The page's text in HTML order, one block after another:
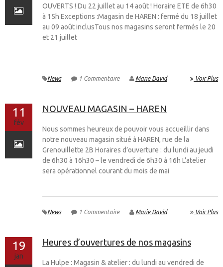
OUVERTS ! Du 22 juillet au 14 août ! Horaire ETE de 6h30
à 15h Exceptions :Magasin de HAREN : fermé du 18 juillet
au 09 août inclusTous nos magasins seront fermés le 20
et 21 juillet
News 1 Commentaire Marie David Voir Plus
11
fév
NOUVEAU MAGASIN – HAREN
Nous sommes heureux de pouvoir vous accueillir dans
notre nouveau magasin situé à HAREN, rue de la
Grenouillette 2B Horaires d’ouverture : du lundi au jeudi
de 6h30 à 16h30 – le vendredi de 6h30 à 16h L’atelier
sera opérationnel courant du mois de mai
News 1 Commentaire Marie David Voir Plus
19
jan
Heures d’ouvertures de nos magasins
La Hulpe : Magasin & atelier : du lundi au vendredi de